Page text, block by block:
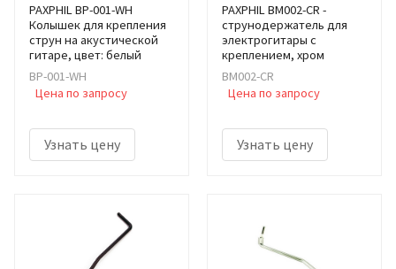
PAXPHIL BP-001-WH
Колышек для крепления
струн на акустической
гитаре, цвет: белый
BP-001-WH
Цена по запросу
Узнать цену
PAXPHIL BM002-CR -
cтрунодержатель для
электрогитары с
креплением, хром
BM002-CR
Цена по запросу
Узнать цену